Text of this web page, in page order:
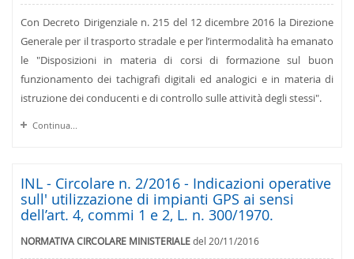
Con Decreto Dirigenziale n. 215 del 12 dicembre 2016 la Direzione
Generale per il trasporto stradale e per l’intermodalità ha emanato
le "Disposizioni in materia di corsi di formazione sul buon
funzionamento dei tachigrafi digitali ed analogici e in materia di
istruzione dei conducenti e di controllo sulle attività degli stessi".
Continua...
INL - Circolare n. 2/2016 - Indicazioni operative
sull' utilizzazione di impianti GPS ai sensi
dell’art. 4, commi 1 e 2, L. n. 300/1970.
NORMATIVA CIRCOLARE MINISTERIALEdel 20/11/2016